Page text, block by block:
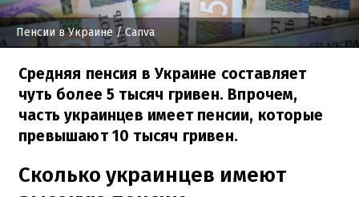
Пенсии в Украине / Canva
Средняя пенсия в Украине составляет
чуть более 5 тысяч гривен. Впрочем,
часть украинцев имеет пенсии, которые
превышают 10 тысяч гривен.
Сколько украинцев имеют